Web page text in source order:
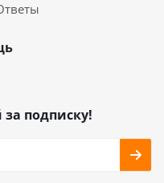
за подписку!